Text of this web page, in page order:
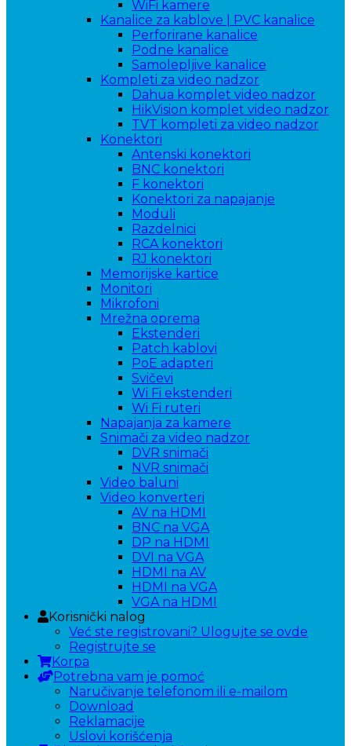
WiFi kamere
Kanalice za kablove | PVC kanalice
Perforirane kanalice
Podne kanalice
Samolepljive kanalice
Kompleti za video nadzor
Dahua komplet video nadzor
HikVision komplet video nadzor
TVT kompleti za video nadzor
Konektori
Antenski konektori
BNC konektori
F konektori
Konektori za napajanje
Moduli
Razdelnici
RCA konektori
RJ konektori
Memorijske kartice
Monitori
Mikrofoni
Mrežna oprema
Ekstenderi
Patch kablovi
PoE adapteri
Svičevi
Wi Fi ekstenderi
Wi Fi ruteri
Napajanja za kamere
Snimači za video nadzor
DVR snimači
NVR snimači
Video baluni
Video konverteri
AV na HDMI
BNC na VGA
DP na HDMI
DVI na VGA
HDMI na AV
HDMI na VGA
VGA na HDMI
Korisnički nalog
Već ste registrovani? Ulogujte se ovde
Registrujte se
Korpa
Potrebna vam je pomoć
Naručivanje telefonom ili e-mailom
Download
Reklamacije
Uslovi korišćenja